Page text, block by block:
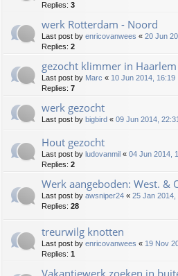
Replies: 3
werk Rotterdam - Noord
Last post by enricovanwees « 20 Jun
Replies: 2
gezocht klimmer in
Last post by Marc « 10 Jun 2014, 16:19
Replies: 7
werk gezocht
Last post by bigbird « 09 Jun 2014, 22:31
Hout gezocht
Last post by ludovanmil « 04 Jun 2014,
Replies: 2
Werk aangeboden: West. &
Last post by awsniper24 « 25 Jan 2014,
Replies: 28
treurwilg knotten
Last post by enricovanwees « 19 Nov
Replies: 1